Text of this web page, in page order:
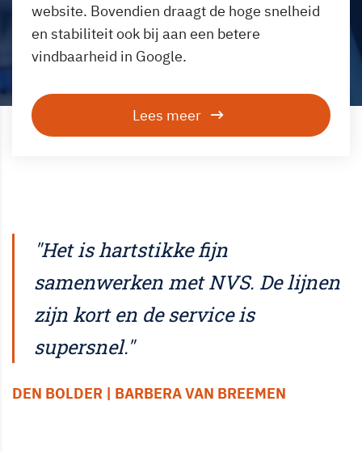
website. Bovendien draagt de hoge snelheid
en stabiliteit ook bij aan een betere
vindbaarheid in Google.
Lees meer
"Het is hartstikke fijn
samenwerken met NVS. De lijnen
zijn kort en de service is
supersnel."
DEN BOLDER | BARBERA VAN BREEMEN